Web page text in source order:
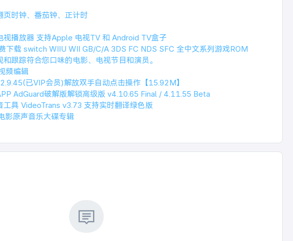
页时钟、番茄钟、正计时
视播放器 支持Apple 电视TV 和 Android TV盒子
下载 switch WIIU WII GB/C/A 3DS FC NDS SFC 全中文系列游戏ROM
跟踪符合您口味的电影、电视节目和演员。
频编辑
已VIP会员)解放双手自动点击操作【15.92M】
AdGuard破解版解锁高级版 v4.10.65 Final / 4.11.55 Beta
工具 VideoTrans v3.73 支持实时翻译绿色版
影原声音乐大碟专辑